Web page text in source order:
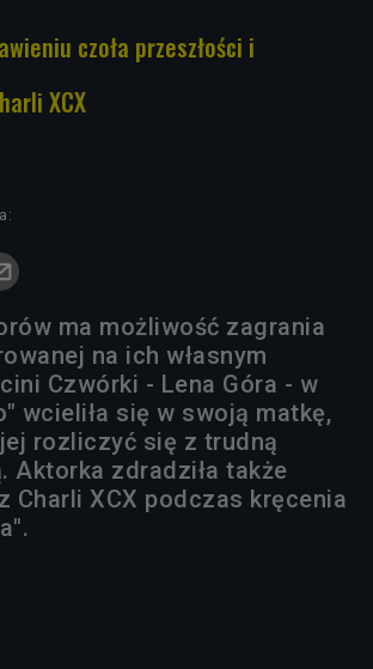
czoła przeszłości i
XCX
ma możliwość zagrania
na ich własnym
Czwórki - Lena Góra - w
wcieliła się w swoją matkę,
rozliczyć się z trudną
Aktorka zdradziła także
Charli XCX podczas kręcenia